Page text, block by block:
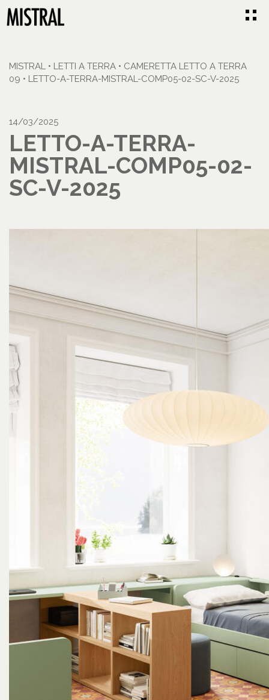
MISTRAL • LETTI A TERRA • CAMERETTA LETTO A TERRA
09 • LETTO-A-TERRA-MISTRAL-COMP05-02-SC-V-2025
14/03/2025
LETTO-A-TERRA-
MISTRAL-COMP05-02-
SC-V-2025